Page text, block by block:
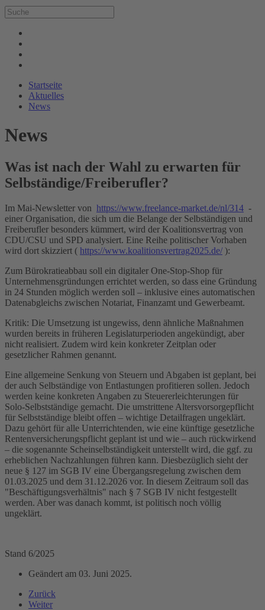
Startseite
Aktuelles
News
News
Was ist nach der Wahl zu erwarten für
Selbständige/Freiberufler?
Im Mai-Newsletter von https://www.freelance-market.de/nl/314 -
einer Organisation, die sich um die Belange der Selbständigen und
Freiberufler besonders kümmert, wird der Koalitionsvertrag von
CDU/CSU und SPD analysiert. Eine Reihe politischer Vorhaben
wird dort skizziert ( https://www.koalitionsvertrag2025.de/ ):
Zum Bürokratieabbau soll ein digitaler One-Stop-Shop für
Unternehmensgründungen errichtet werden, so dass eine Gründung
in 24 Stunden möglich werden soll – inklusive eines automatischen
Datenabgleichs zwischen Notariat, Finanzamt und Gewerbeamt.
Kritik: Die Umsetzung ist ungewiss, denn ähnliche Maßnahmen
wurden bereits in früheren Legislaturperioden angekündigt, aber
nicht realisiert. Zudem wird kein konkreter Zeitplan oder
gesetzlicher Rahmen genannt.
Eine allgemeine Senkung von Steuern und Abgaben ist geplant, bei
der auch Selbständige von Entlastungen profitieren sollen. Jedoch
werden keine konkreten Angaben zu Steuererleichterungen für
Solo-Selbstständige gemacht. Die umstrittene Altersvorsorgepflicht
für Selbstständige bleibt offen – wichtige Detailfragen ungeklärt.
Dazu gehört für alle Unterrichtenden, wie eine künftige gesetzliche
Rentenversicherungspflicht geplant ist und wie – auch rückwirkend
– die sogenannte Scheinselbständigkeit unterstellt wird, die ggf. zu
erheblichen Nachzahlungen führen kann. Diesbezüglich sieht der
neue § 127 im SGB IV eine Übergangsregelung zwischen dem
01.03.2025 und dem 31.12.2026 vor. In diesem Zeitraum soll das
"Beschäftigungsverhältnis" nach § 7 SGB IV nicht festgestellt
werden. Aber was danach kommt, ist politisch noch völlig
ungeklärt.
Stand 6/2025
Geändert am 03. Juni 2025.
Zurück
Weiter